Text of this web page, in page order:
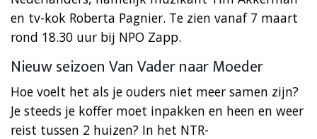
en tv-kok Roberta Pagnier. Te zien vanaf 7 maart
rond 18.30 uur bij NPO Zapp.
Nieuw seizoen Van Vader naar Moeder
Hoe voelt het als je ouders niet meer samen zijn?
Je steeds je koffer moet inpakken en heen en weer
reist tussen 2 huizen? In het NTR-